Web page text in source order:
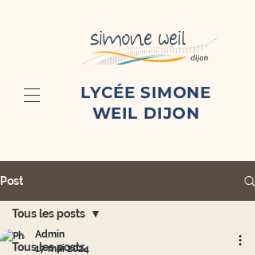
LYCÉE SIMONE
WEIL DIJON
Post
Tous les posts
Tous les posts
Admin
17 mai 2024